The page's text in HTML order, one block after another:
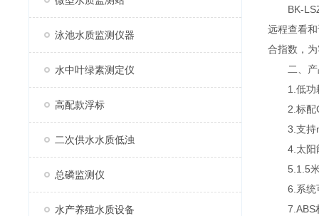
泳池水质监测仪器
水中叶绿素测定仪
高配款浮标
二次供水水质低浊
总磷监测仪
水产养殖水质设备
BK-
远程查看
合指数，
二、产
1.低功耗
2.标配
3.支持
4.太阳能
5.1.5米
6.系统可
7.ABS材